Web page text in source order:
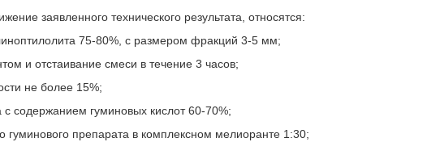
заявленного технического результата, относятся:
75-80%, с размером фракций 3-5 мм;
и отстаивание смеси в течение 3 часов;
не более 15%;
содержанием гуминовых кислот 60-70%;
препарата в комплексном мелиоранте 1:30;